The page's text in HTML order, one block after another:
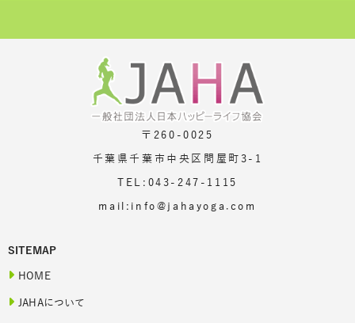
〒260-0025
千葉県千葉市中央区問屋町3-1
TEL:043-247-1115
mail:info@jahayoga.com
SITEMAP
HOME
JAHAについて